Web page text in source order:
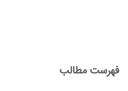
فهرست مطالب